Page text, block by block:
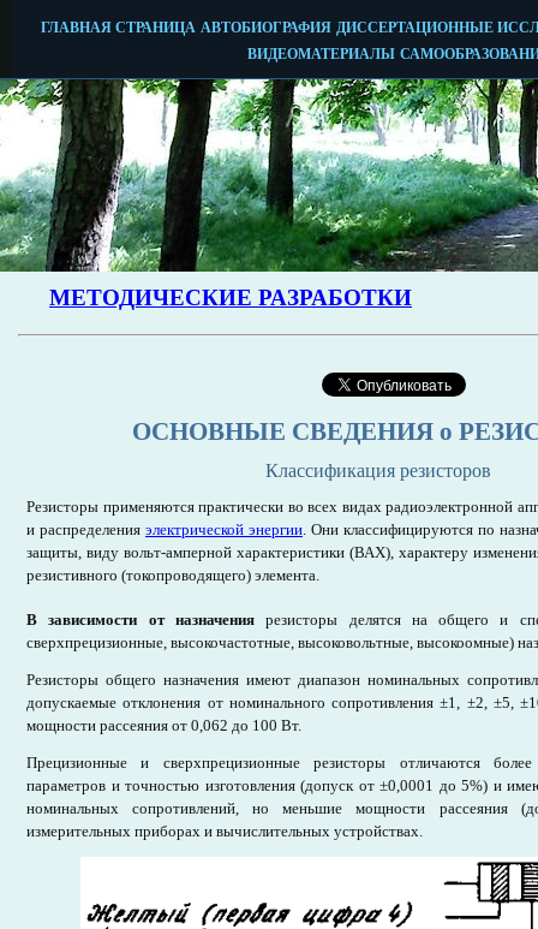
ОСНОВНЫЕ СВЕДЕНИЯ о
Классификация резисторов
Резисторы применяются практически во всех видах радиоэлектронной
и распределения электрической энергии. Они классифицируются по
защиты, виду вольт-амперной характеристики (ВАХ), характеру
резистивного (токопроводящего) элемента.
В зависимости от назначения
резисторы делятся на общего и
сверхпрецизионные, высокочастотные, высоковольтные, высокоомные)
Резисторы общего назначения имеют диапазон номинальных
допускаемые отклонения от номинального сопротивления ±1, ±2, ±5,
мощности рассеяния от 0,062 до 100 Вт.
Прецизионные и сверхпрецизионные резисторы отличаются
параметров и точностью изготовления (допуск от ±0,0001 до 5%) и
номинальных сопротивлений, но меньшие мощности рассеяния
измерительных приборах и вычислительных устройствах.